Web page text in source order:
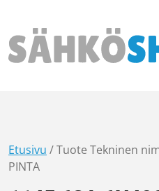
Päävalikko
Etusivu / Tuote Tekninen
PINTA